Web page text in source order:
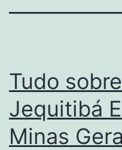
Tudo
Jequitibá
Minas